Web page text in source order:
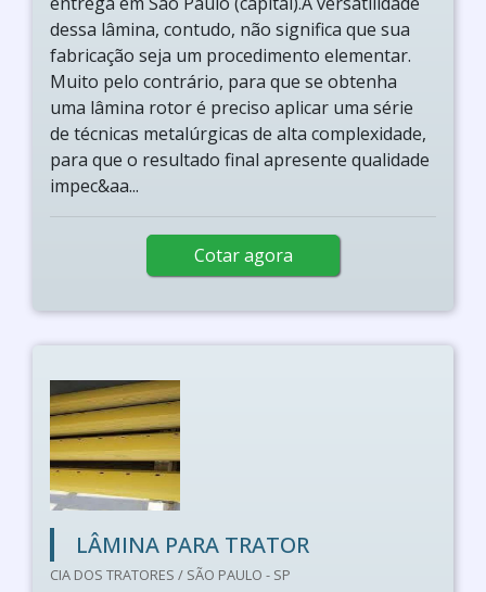
dessa lâmina, contudo, não significa que sua
fabricação seja um procedimento elementar.
Muito pelo contrário, para que se obtenha
uma lâmina rotor é preciso aplicar uma série
de técnicas metalúrgicas de alta complexidade,
para que o resultado final apresente qualidade
impec&aa...
Cotar agora
LÂMINA PARA TRATOR
CIA DOS TRATORES / SÃO PAULO - SP